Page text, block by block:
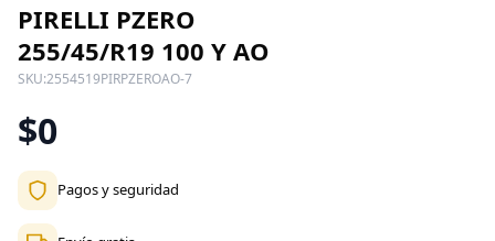
PIRELLI PZERO
255/45/R19 100 Y AO
SKU:2554519PIRPZEROAO-7
$0
Pagos y seguridad